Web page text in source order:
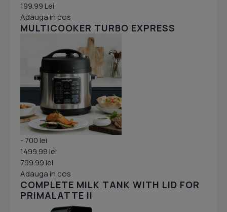
199.99 Lei
Adauga in cos
MULTICOOKER TURBO EXPRESS
- 700 lei
1499.99 lei
799.99 lei
Adauga in cos
COMPLETE MILK TANK WITH LID FOR
PRIMALATTE II